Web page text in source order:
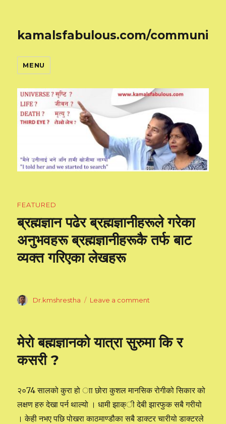
kamalsfabulous.com/community
MENU
FEATURED
ब्रह्मज्ञान पढेर ब्रह्मज्ञानीहरूले गरेका
अनुभवहरू ब्रह्मज्ञानीहरूकै तर्फ बाट
व्यक्त गरिएका लेखहरू
Author
Dr.kmshrestha Leave a comment
गरेका
बाट
व्यक्त
गरिएका
लेखहरू
मेरो बह्मज्ञानको यात्रा सुरुमा कि र
कसरी ?
२०74 सालको कुरा हो ाा छोरा कुशल मानसिक रोगीको सिकार को
लक्षण हरु देखा पर्न थाल्यो । धामी झाक्ी देबी झारफुक सबै गरीयो
। केही नभए पछि पोखरा काठमाण्डौका सबै डाक्टर चारीयो डाक्टरले